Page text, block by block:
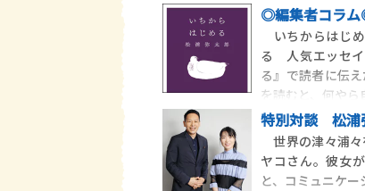
◎編集者コラム
いちからはじ
る 人気エッセイ
る』で読者に伝
を読むと、何や
特別対談 松浦
世界の津々浦々
ヤコさん。彼女
と、コミュニケー